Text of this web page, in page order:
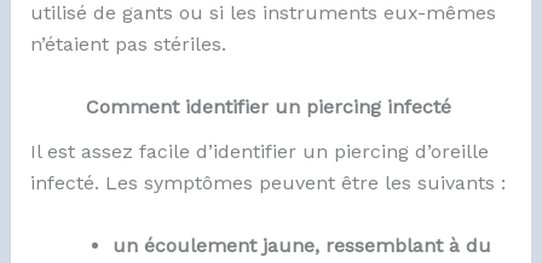
utilisé de gants ou si les instruments eux-mêmes
n’étaient pas stériles.
Comment identifier un piercing infecté
Il est assez facile d’identifier un piercing d’oreille
infecté. Les symptômes peuvent être les suivants :
un écoulement jaune, ressemblant à du